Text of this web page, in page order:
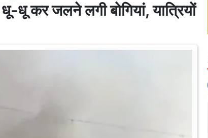
कर जलने लगी बोगियां, यात्रियों